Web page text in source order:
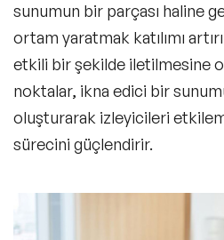
sunumun bir parçası haline
ortam yaratmak katılımı
etkili bir şekilde iletilmesine
noktalar, ikna edici bir
oluşturarak izleyicileri
sürecini güçlendirir.